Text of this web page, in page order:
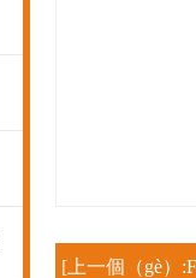
[上一個（gè）